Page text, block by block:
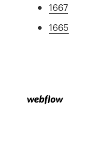
1667
1665